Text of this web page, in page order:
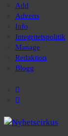
Add
Adverts
Info
Integritetspolitik
Manage
Redaktion
Blogg